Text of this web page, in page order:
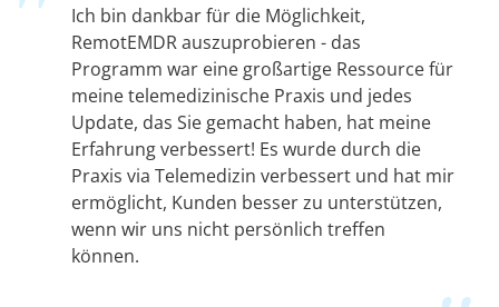
Ich bin dankbar für die Möglichkeit,
RemotEMDR auszuprobieren - das
Programm war eine großartige Ressource für
meine telemedizinische Praxis und jedes
Update, das Sie gemacht haben, hat meine
Erfahrung verbessert! Es wurde durch die
Praxis via Telemedizin verbessert und hat mir
ermöglicht, Kunden besser zu unterstützen,
wenn wir uns nicht persönlich treffen
können.